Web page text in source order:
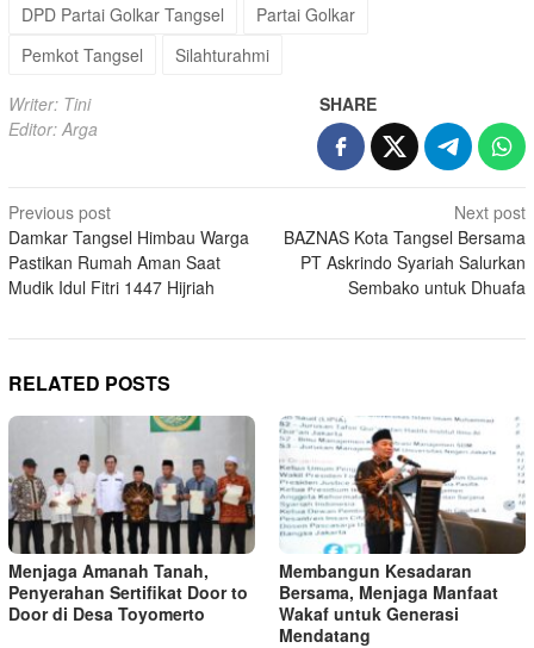
DPD Partai Golkar Tangsel
Partai Golkar
Pemkot Tangsel
Silahturahmi
Writer: Tini
Editor: Arga
SHARE
Post
navigation
Previous post
Damkar Tangsel Himbau Warga
Pastikan Rumah Aman Saat
Mudik Idul Fitri 1447 Hijriah
Next post
BAZNAS Kota Tangsel Bersama
PT Askrindo Syariah Salurkan
Sembako untuk Dhuafa
RELATED POSTS
Menjaga Amanah Tanah,
Penyerahan Sertifikat Door to
Door di Desa Toyomerto
Membangun Kesadaran
Bersama, Menjaga Manfaat
Wakaf untuk Generasi
Mendatang